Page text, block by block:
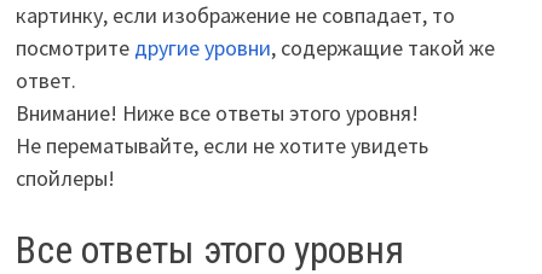
картинку, если изображение не совпадает, то
посмотрите другие уровни, содержащие такой же
ответ.
Внимание! Ниже все ответы этого уровня!
Не перематывайте, если не хотите увидеть
спойлеры!
Все ответы этого уровня